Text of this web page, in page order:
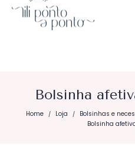
Bolsinha
Home / Loja / Bolsinhas e
Bolsinha